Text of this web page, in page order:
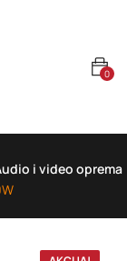
0
i video oprema